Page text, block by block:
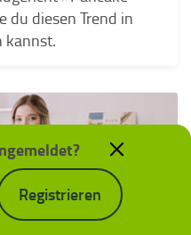
du diesen Trend in
kannst.
Registrieren